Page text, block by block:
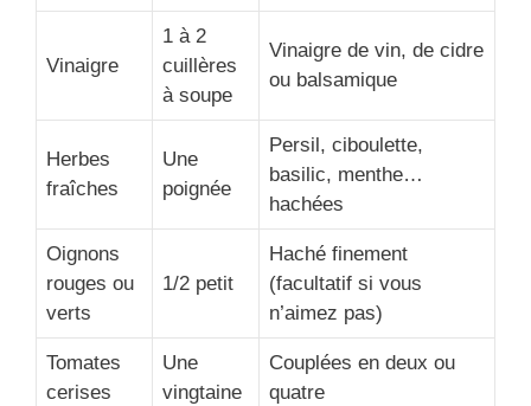
Vinaigre
1 à 2
cuillères
à soupe
Vinaigre de vin, de cidre
ou balsamique
Herbes
fraîches
Une
poignée
Persil, ciboulette,
basilic, menthe…
hachées
Oignons
rouges ou
verts
1/2 petit
Haché finement
(facultatif si vous
n’aimez pas)
Tomates
cerises
Une
vingtaine
Couplées en deux ou
quatre